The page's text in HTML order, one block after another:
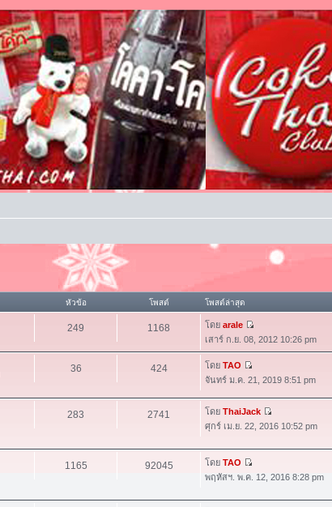
หัวข้อ โพสต์ โพสต์ล่าสุด
249 1168 โดย arale
เสาร์ ก.ย. 08, 2012 10:26 pm
36 424 โดย TAO
จันทร์ ม.ค. 21, 2019 8:51 pm
283 2741 โดย ThaiJack
ศุกร์ เม.ย. 22, 2016 10:52 pm
1165 92045 โดย TAO
พฤหัสฯ. พ.ค. 12, 2016 8:28 pm